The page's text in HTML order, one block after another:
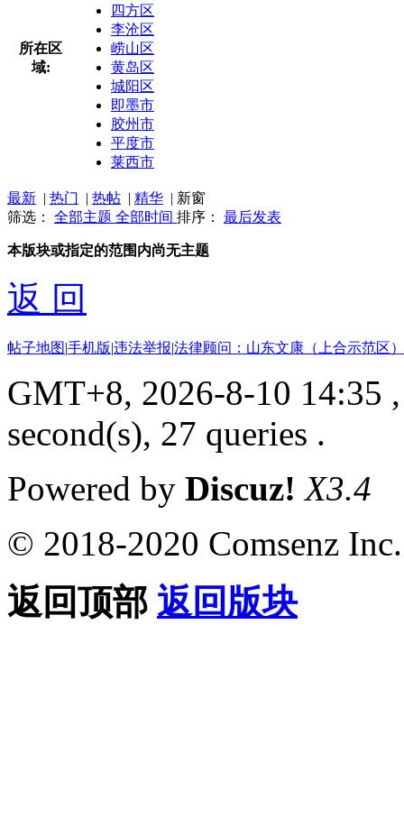
所在区
域:
四方区
李沧区
崂山区
黄岛区
城阳区
即墨市
胶州市
平度市
莱西市
最新 | 热门 | 热帖 | 精华 | 新窗
筛选： 全部主题 全部时间 排序： 最后发表
本版块或指定的范围内尚无主题
返 回
帖子地图|手机版|违法举报|法律顾问：山东文康（上合示范区
GMT+8, 2026-8-10 14:35
second(s), 27 queries .
Powered by Discuz! X3.4
© 2018-2020 Comsenz Inc.
返回顶部 返回版块